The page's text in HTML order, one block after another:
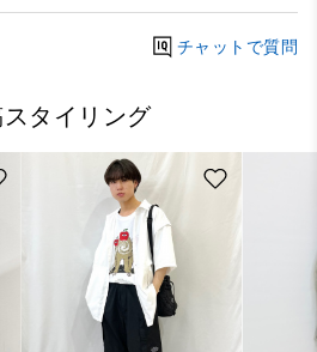
チャットで質問
タイリング